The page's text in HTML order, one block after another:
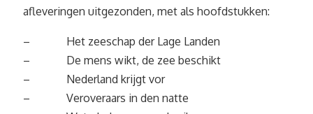
afleveringen uitgezonden, met als hoofdstukken:
– Het zeeschap der Lage Landen
– De mens wikt, de zee beschikt
– Nederland krijgt vor
– Veroveraars in den natte